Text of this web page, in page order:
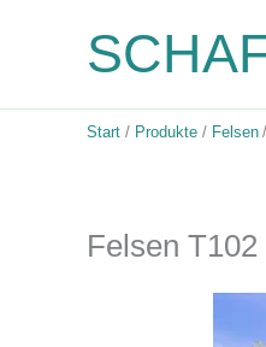
Start Produkte Felsen
Felsen T102